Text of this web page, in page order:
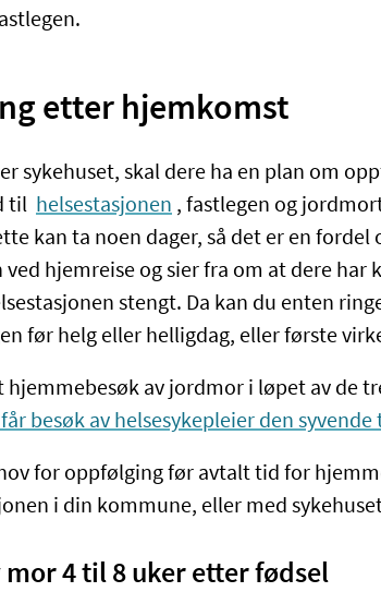
etter hjemkomst
sykehuset, skal dere ha en plan om
til helsestasjonen , fastlegen og
kan ta noen dager, så det er en
ved hjemreise og sier fra om at dere har
stengt. Da kan du enten
før helg eller helligdag, eller første
hjemmebesøk av jordmor i løpet av de
får besøk av helsesykepleier den
for oppfølging før avtalt tid for
i din kommune, eller med
4 til 8 uker etter fødsel